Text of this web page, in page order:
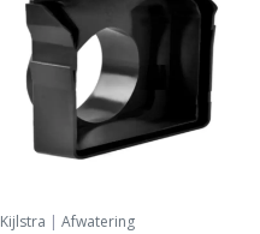
Kijlstra | Afwatering